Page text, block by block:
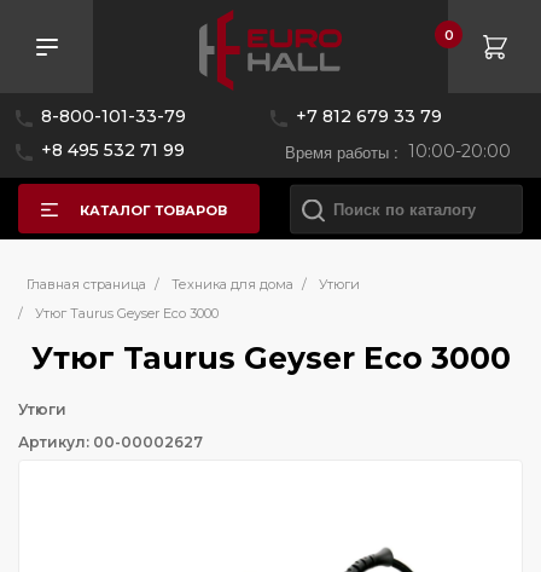
8-800-101-33-79
+7 812 679 33 79
+8 495 532 71 99
Время работы : 10:00-20:00
0
КАТАЛОГ ТОВАРОВ
Главная страница / Техника для дома /
Утюги
/
Утюг Taurus Geyser Eco 3000
Утюг Taurus Geyser Eco 3000
Утюги
Артикул: 00-00002627